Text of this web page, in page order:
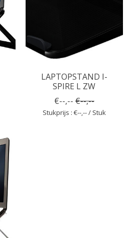
LAPTOPSTAND I-
SPIRE L ZW
€--,-- €--,--
Stukprijs : €--,-- / Stuk